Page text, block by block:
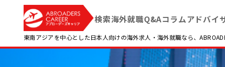
検索海外就職Q&Aコラムアドバイ
東南アジアを中心とした日本人向けの海外求人・海外就職なら、